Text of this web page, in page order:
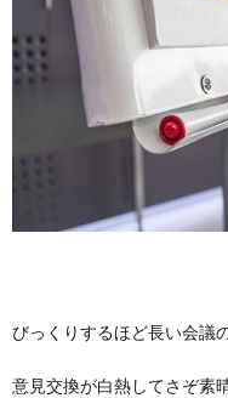
びっくりするほど長い会議
意見交換が白熱してさぞ素